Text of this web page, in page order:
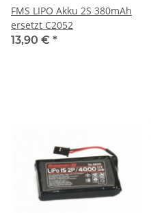
FMS LIPO Akku 2S 380mAh
ersetzt C2052
13,90 € *